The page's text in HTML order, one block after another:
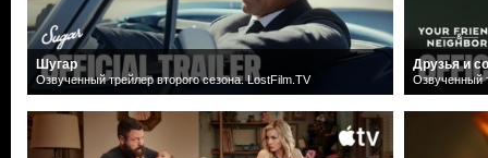
Шугар
Озвученный трейлер второго сезона. LostFilm.TV
Друзья и
Озвученный